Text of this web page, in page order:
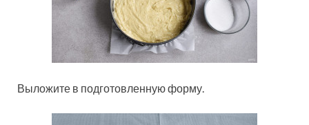
Выложите в подготовленную форму.